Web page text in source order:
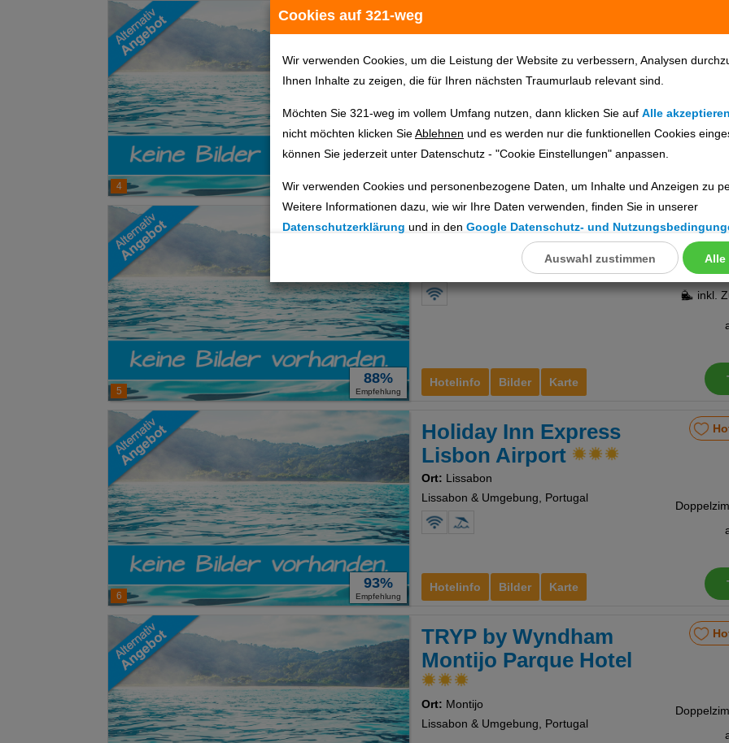
Cookies auf 321-weg
Wir verwenden Cookies, um die Leistung der Website zu verbessern, Analysen
Ihnen Inhalte zu zeigen, die für Ihren nächsten Traumurlaub relevant sind.
Möchten Sie 321-weg im vollem Umfang nutzen, dann klicken Sie auf Alle akzeptieren
nicht möchten klicken SieAblehnen und es werden nur die funktionellen Cookies
können Sie jederzeit unter Datenschutz - "Cookie Einstellungen" anpassen.
Wir verwenden Cookies und personenbezogene Daten, um Inhalte und Anzeigen zu
Weitere Informationen dazu, wie wir Ihre Daten verwenden, finden Sie in unserer
Datenschutzerklärung und in den Google Datenschutz- und
Technische Cookies
Analyse
Social Media Cookies
Advertising
Erweiterte Einstellungen
Alle
Auswahl zustimmen
4 Empfehlung
Holiday Inn Express
Ort:Lissabon
Lissabon & Umgebung, Portugal
5
88%
Empfehlung
Hotelinfo Bilder Karte
Turim Luxe Hotel
Lissabon & Umgebung, Portugal
inkl.
6
93%
Empfehlung
Hotelinfo Bilder Karte
Holiday Inn Express
Lisbon Airport
Ort: Lissabon
Lissabon & Umgebung, Portugal
TRYP by Wyndham
Montijo Parque Hotel
Ort: Montijo
Lissabon & Umgebung, Portugal